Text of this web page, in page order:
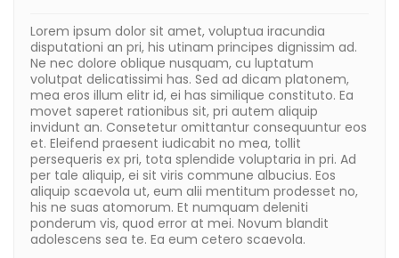
Lorem ipsum dolor sit amet, voluptua iracundia
disputationi an pri, his utinam principes dignissim ad.
Ne nec dolore oblique nusquam, cu luptatum
volutpat delicatissimi has. Sed ad dicam platonem,
mea eros illum elitr id, ei has similique constituto. Ea
movet saperet rationibus sit, pri autem aliquip
invidunt an. Consetetur omittantur consequuntur eos
et. Eleifend praesent iudicabit no mea, tollit
persequeris ex pri, tota splendide voluptaria in pri. Ad
per tale aliquip, ei sit viris commune albucius. Eos
aliquip scaevola ut, eum alii mentitum prodesset no,
his ne suas atomorum. Et numquam deleniti
ponderum vis, quod error at mei. Novum blandit
adolescens sea te. Ea eum cetero scaevola.